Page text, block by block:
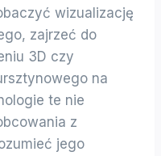
wizualizację
zajrzeć do
3D czy
na
te nie
z
jego